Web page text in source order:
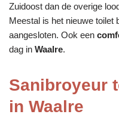
Zuidoost dan de overige
Meestal is het nieuwe toilet
aangesloten. Ook een
dag in Waalre.
Sanibroyeur
in Waalre